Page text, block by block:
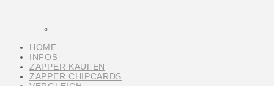
HOME
INFOS
ZAPPER KAUFEN
ZAPPER CHIPCARDS